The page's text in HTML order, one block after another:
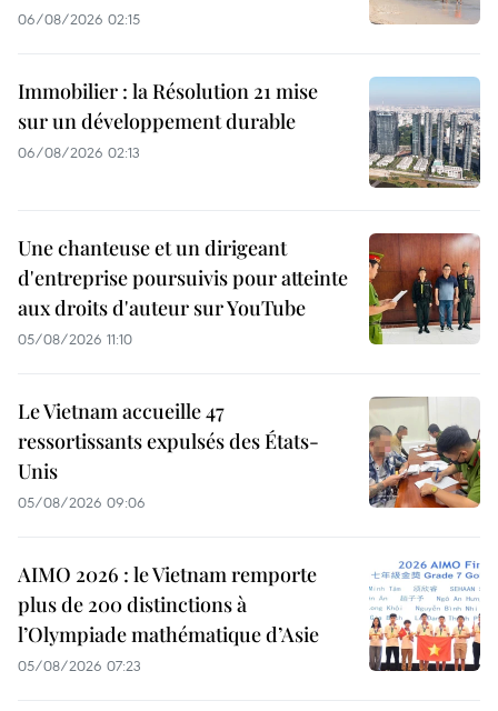
06/08/2026 02:15
Immobilier : la Résolution 21 mise
sur un développement durable
06/08/2026 02:13
Une chanteuse et un dirigeant
d'entreprise poursuivis pour atteinte
aux droits d'auteur sur YouTube
05/08/2026 11:10
Le Vietnam accueille 47
ressortissants expulsés des États-
Unis
05/08/2026 09:06
AIMO 2026 : le Vietnam remporte
plus de 200 distinctions à
l’Olympiade mathématique d’Asie
05/08/2026 07:23